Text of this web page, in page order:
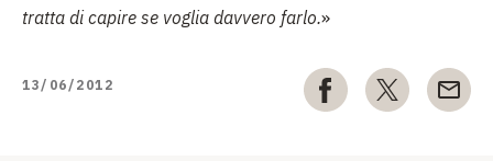
tratta di capire se voglia davvero farlo.»
13/06/2012